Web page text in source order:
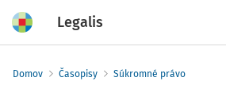
Legalis
Domov Časopisy Súkromné právo